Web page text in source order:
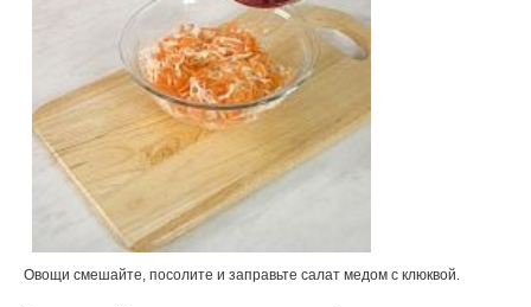
Овощи смешайте, посолите и заправьте салат медом с клюквой.